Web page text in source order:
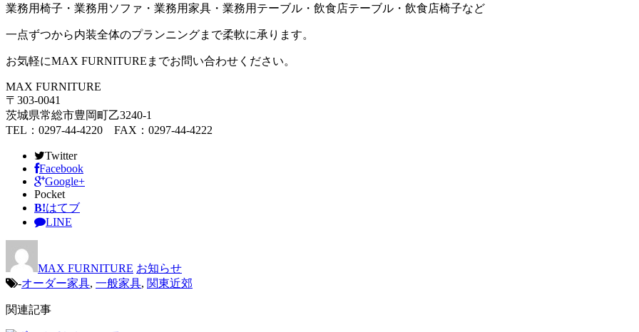
業務用椅子・業務用ソファ・業務用家具・業務用テーブル・飲食店テーブル・飲食店椅子など
一点ずつから内装全体のプランニングまで柔軟に承ります。
お気軽にMAX FURNITUREまでお問い合わせください。
MAX FURNITURE
〒303-0041
茨城県常総市豊岡町乙3240-1
TEL：0297-44-4220 FAX：0297-44-4222
Twitter
Facebook
Google+
Pocket
B!はてブ
LINE
MAX FURNITURE お知らせ
-オーダー家具, 一般家具, 関東近郊
関連記事